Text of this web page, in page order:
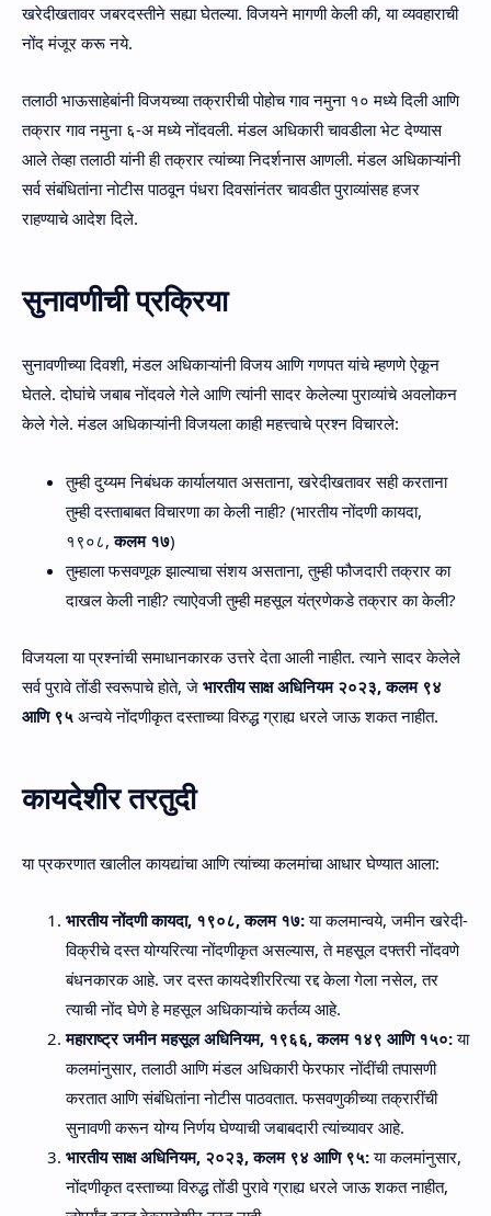
खरेदीखतावर जबरदस्तीने सह्या घेतल्या. विजयने मागणी केली की, या व्यवहाराची
नोंद मंजूर करू नये.
तलाठी भाऊसाहेबांनी विजयच्या तक्रारीची पोहोच गाव नमुना १० मध्ये दिली आणि
तक्रार गाव नमुना ६-अ मध्ये नोंदवली. मंडल अधिकारी चावडीला भेट देण्यास
आले तेव्हा तलाठी यांनी ही तक्रार त्यांच्या निदर्शनास आणली. मंडल अधिकाऱ्यांनी
सर्व संबंधितांना नोटीस पाठवून पंधरा दिवसांनंतर चावडीत पुराव्यांसह हजर
राहण्याचे आदेश दिले.
सुनावणीची प्रक्रिया
सुनावणीच्या दिवशी, मंडल अधिकाऱ्यांनी विजय आणि गणपत यांचे म्हणणे ऐकून
घेतले. दोघांचे जबाब नोंदवले गेले आणि त्यांनी सादर केलेल्या पुराव्यांचे अवलोकन
केले गेले. मंडल अधिकाऱ्यांनी विजयला काही महत्त्वाचे प्रश्न विचारले:
तुम्ही दुय्यम निबंधक कार्यालयात असताना, खरेदीखतावर सही करताना
तुम्ही दस्ताबाबत विचारणा का केली नाही? (भारतीय नोंदणी कायदा,
१९०८,कलम १७)
तुम्हाला फसवणूक झाल्याचा संशय असताना, तुम्ही फौजदारी तक्रार का
दाखल केली नाही? त्याऐवजी तुम्ही महसूल यंत्रणेकडे तक्रार का केली?
विजयला या प्रश्नांची समाधानकारक उत्तरे देता आली नाहीत. त्याने सादर केलेले
सर्व पुरावे तोंडी स्वरूपाचे होते, जे भारतीय साक्ष अधिनियम २०२३, कलम ९४
आणि ९५ अन्वये नोंदणीकृत दस्ताच्या विरुद्ध ग्राह्य धरले जाऊ शकत नाहीत.
कायदेशीर तरतुदी
या प्रकरणात खालील कायद्यांचा आणि त्यांच्या कलमांचा आधार घेण्यात आला:
भारतीय नोंदणी कायदा, १९०८, कलम १७:या कलमान्वये, जमीन खरेदी-
विक्रीचे दस्त योग्यरित्या नोंदणीकृत असल्यास, ते महसूल दफ्तरी नोंदवणे
बंधनकारक आहे. जर दस्त कायदेशीररित्या रद्द केला गेला नसेल, तर
त्याची नोंद घेणे हे महसूल अधिकाऱ्यांचे कर्तव्य आहे.
महाराष्ट्र जमीन महसूल अधिनियम, १९६६, कलम १४९ आणि १५०:या
कलमांनुसार, तलाठी आणि मंडल अधिकारी फेरफार नोंदींची तपासणी
करतात आणि संबंधितांना नोटीस पाठवतात. फसवणुकीच्या तक्रारींची
सुनावणी करून योग्य निर्णय घेण्याची जबाबदारी त्यांच्यावर आहे.
भारतीय साक्ष अधिनियम, २०२३, कलम ९४ आणि ९५:या कलमांनुसार,
नोंदणीकृत दस्ताच्या विरुद्ध तोंडी पुरावे ग्राह्य धरले जाऊ शकत नाहीत,